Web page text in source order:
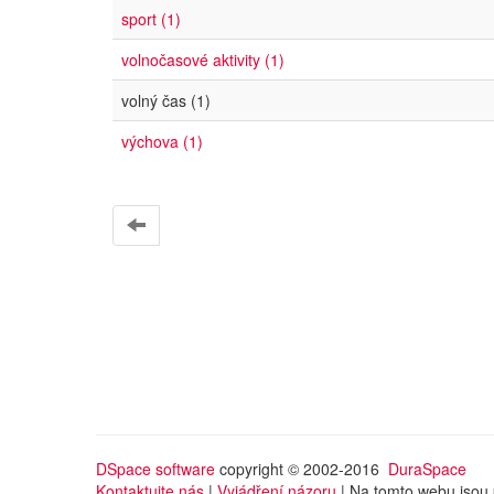
sport (1)
volnočasové aktivity (1)
volný čas (1)
výchova (1)
DSpace software copyright © 2002-2016 DuraSpace